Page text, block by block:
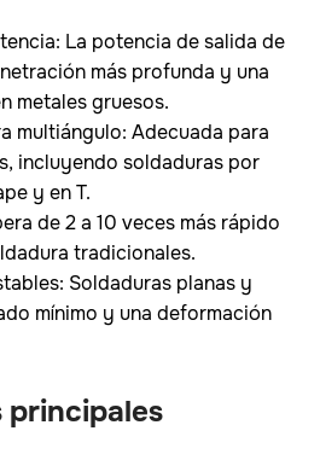
La potencia de salida de
más profunda y una
metales gruesos.
multiángulo: Adecuada para
incluyendo soldaduras por
y en T.
de 2 a 10 veces más rápido
tradicionales.
Soldaduras planas y
mínimo y una deformación
principales